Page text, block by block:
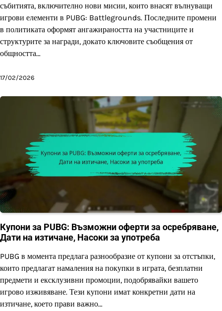
събитията, включително нови мисии, които внасят вълнуващи
игрови елементи в PUBG: Battlegrounds. Последните промени
в политиката оформят ангажираността на участниците и
структурите за награди, докато ключовите съобщения от
общността…
17/02/2026
Купони за PUBG: Възможни оферти за осребряване,
Дати на изтичане, Насоки за употреба
PUBG в момента предлага разнообразие от купони за отстъпки,
които предлагат намаления на покупки в играта, безплатни
предмети и ексклузивни промоции, подобрявайки вашето
игрово изживяване. Тези купони имат конкретни дати на
изтичане, което прави важно…